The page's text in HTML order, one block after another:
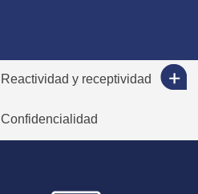
Reactividad y receptividad
Confidencialidad